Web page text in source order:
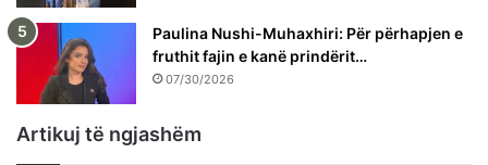
Paulina Nushi-Muhaxhiri: Për përhapjen e
fruthit fajin e kanë prindërit…
07/30/2026
Artikuj të ngjashëm